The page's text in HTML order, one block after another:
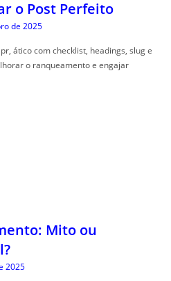
o Post Perfeito
de 2025
ático com checklist, headings, slug e
o ranqueamento e engajar
Mito ou
2025